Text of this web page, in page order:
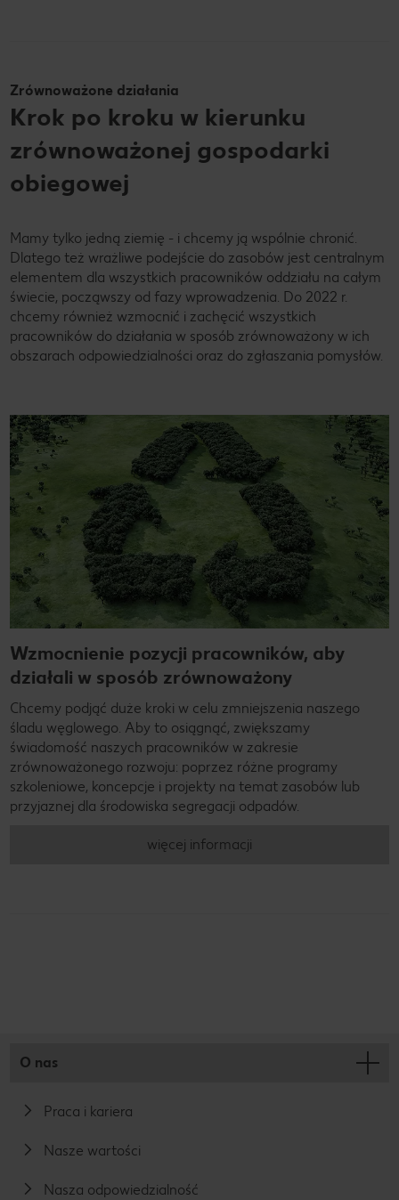
Zrównoważone działania
Krok po kroku w kierunku
zrównoważonej gospodarki
obiegowej
Mamy tylko jedną ziemię - i chcemy ją wspólnie chronić.
Dlatego też wrażliwe podejście do zasobów jest centralnym
elementem dla wszystkich pracowników oddziału na całym
świecie, począwszy od fazy wprowadzenia. Do 2022 r.
chcemy również wzmocnić i zachęcić wszystkich
pracowników do działania w sposób zrównoważony w ich
obszarach odpowiedzialności oraz do zgłaszania pomysłów.
Wzmocnienie pozycji pracowników, aby
działali w sposób zrównoważony
Chcemy podjąć duże kroki w celu zmniejszenia naszego
śladu węglowego. Aby to osiągnąć, zwiększamy
świadomość naszych pracowników w zakresie
zrównoważonego rozwoju: poprzez różne programy
szkoleniowe, koncepcje i projekty na temat zasobów lub
przyjaznej dla środowiska segregacji odpadów.
więcej informacji
O nas
Praca i kariera
Nasze wartości
Nasza odpowiedzialność